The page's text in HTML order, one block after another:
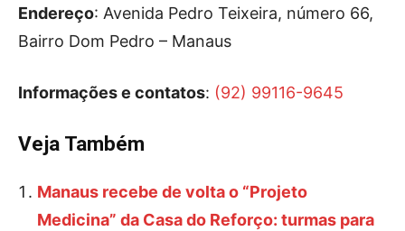
Endereço: Avenida Pedro Teixeira, número 66,
Bairro Dom Pedro – Manaus
Informações e contatos: (92) 99116-9645
Veja Também
Manaus recebe de volta o “Projeto
Medicina” da Casa do Reforço: turmas para